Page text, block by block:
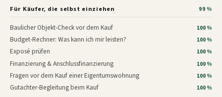
Für Käufer, die selbst einziehen 99 %
Baulicher Objekt-Check vor dem Kauf 100 %
Budget-Rechner: Was kann ich mir leisten? 100 %
Exposé prüfen 100 %
Finanzierung & Anschlussfinanzierung 100 %
Fragen vor dem Kauf einer Eigentumswohnung 100 %
Gutachter-Begleitung beim Kauf 100 %